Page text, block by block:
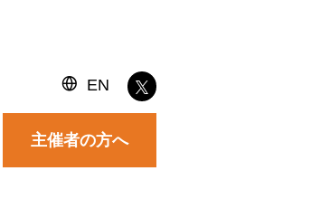
主催者の方へ
EN